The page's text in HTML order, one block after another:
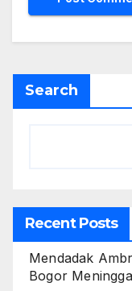
Search
Recent Posts
Mendadak
Bogor